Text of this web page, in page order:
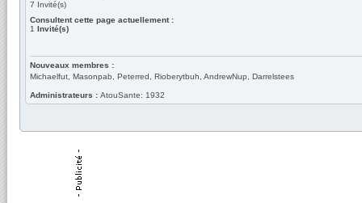
7 Invité(s)
Consultent cette page actuellement :
1 Invité(s)
Nouveaux membres :
Michaelfut, Masonpab, Peterred, Rioberytbuh, AndrewNup, Darrelstees
Administrateurs : AtouSante: 1932